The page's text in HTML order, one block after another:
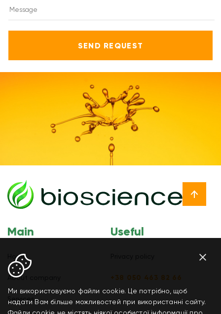
Main
Home
About company
Useful
+38 050 463 82 66
Ми використовуємо файли cookie. Це потрібно, щоб
надати Вам більше можливостей при використанні сайту.